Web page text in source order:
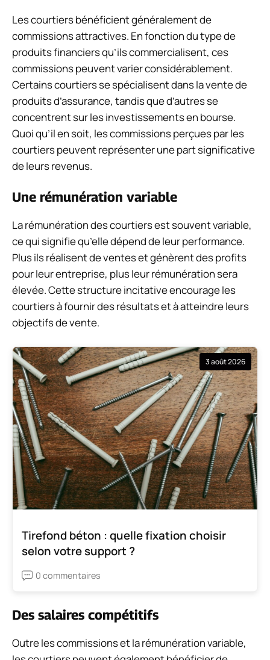
Les courtiers bénéficient généralement de
commissions attractives. En fonction du type de
produits financiers qu’ils commercialisent, ces
commissions peuvent varier considérablement.
Certains courtiers se spécialisent dans la vente de
produits d’assurance, tandis que d’autres se
concentrent sur les investissements en bourse.
Quoi qu’il en soit, les commissions perçues par les
courtiers peuvent représenter une part significative
de leurs revenus.
Une rémunération variable
La rémunération des courtiers est souvent variable,
ce qui signifie qu’elle dépend de leur performance.
Plus ils réalisent de ventes et génèrent des profits
pour leur entreprise, plus leur rémunération sera
élevée. Cette structure incitative encourage les
courtiers à fournir des résultats et à atteindre leurs
objectifs de vente.
3 août 2026
Tirefond béton : quelle fixation choisir
selon votre support ?
0 commentaires
Des salaires compétitifs
Outre les commissions et la rémunération variable,